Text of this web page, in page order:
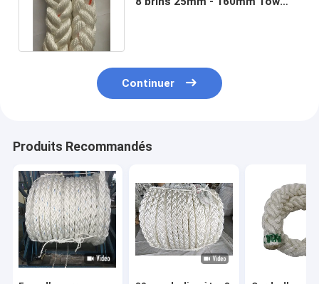
Continuer
Produits Recommandés